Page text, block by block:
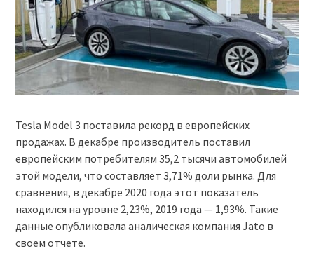
Tesla Model 3 поставила рекорд в европейских
продажах. В декабре производитель поставил
европейским потребителям 35,2 тысячи автомобилей
этой модели, что составляет 3,71% доли рынка. Для
сравнения, в декабре 2020 года этот показатель
находился на уровне 2,23%, 2019 года — 1,93%. Такие
данные опубликовала аналическая компания Jato в
своем отчете.